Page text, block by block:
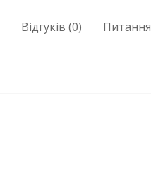
Відгуків (0) Питання